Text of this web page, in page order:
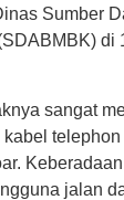
Sumber
di
sangat
jalan